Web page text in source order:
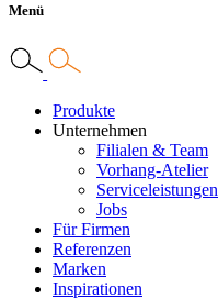
Menü
Produkte
Unternehmen
Filialen & Team
Vorhang-Atelier
Serviceleistungen
Jobs
Für Firmen
Referenzen
Marken
Inspirationen